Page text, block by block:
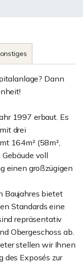
Dann
1997 erbaut. Es
drei
164m² (58m²,
voll
einen großzügigen
Baujahres bietet
Standards eine
repräsentativ
Obergeschoss ab.
stellen wir Ihnen
des Exposés zur